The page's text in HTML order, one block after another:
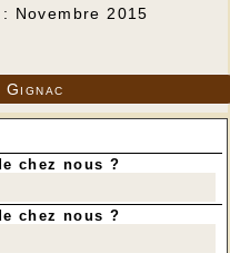
Novembre 2015
chez nous ?
chez nous ?